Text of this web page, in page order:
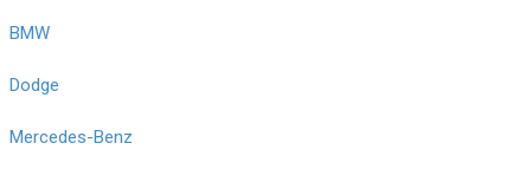
BMW
Dodge
Mercedes-Benz